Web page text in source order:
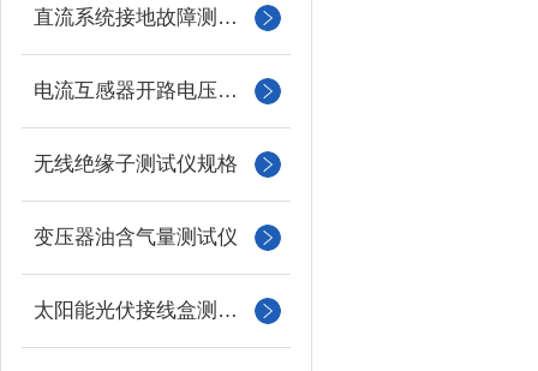
直流系统接地故障测试仪
电流互感器开路电压测试仪
无线绝缘子测试仪规格
变压器油含气量测试仪
太阳能光伏接线盒测试仪